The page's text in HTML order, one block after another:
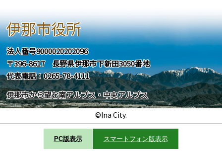
伊那市役所
法人番号9000020202096
〒396-8617 長野県伊那市下新田3050番地
代表電話：0265-78-4111
伊那市から望む南アルプス・中央アルプス
©Ina City.
PC版表示 スマートフォン版表示